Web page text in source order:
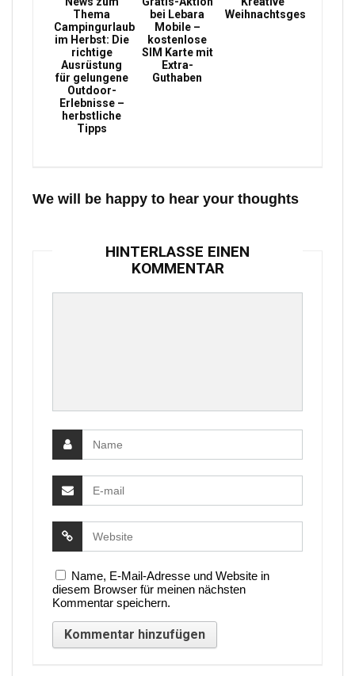
Thema
Campingurlaub
im Herbst: Die
richtige
Ausrüstung
für gelungene
Outdoor-
Erlebnisse –
herbstliche
Tipps
bei Lebara
Mobile –
kostenlose
SIM Karte mit
Extra-
Guthaben
Weihnachtsgeschenke
We will be happy to hear your thoughts
HINTERLASSE EINEN
KOMMENTAR
Name, E-Mail-Adresse und Website in
diesem Browser für meinen nächsten
Kommentar speichern.